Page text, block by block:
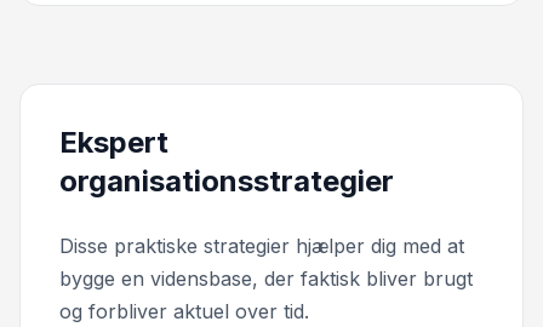
Ekspert
organisationsstrategier
Disse praktiske strategier hjælper dig med at
bygge en vidensbase, der faktisk bliver brugt
og forbliver aktuel over tid.